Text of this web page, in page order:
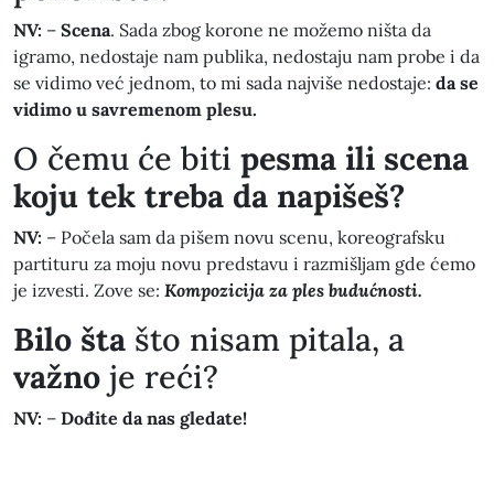
NV: – Scena. Sada zbog korone ne možemo ništa da
igramo, nedostaje nam publika, nedostaju nam probe i da
se vidimo već jednom, to mi sada najviše nedostaje: da se
vidimo u savremenom plesu.
​O čemu će biti pesma ili scena
koju tek treba da napišeš?
NV: – Počela sam da pišem novu scenu, koreografsku
partituru za moju novu predstavu i razmišljam gde ćemo
je izvesti. Zove se: Kompozicija za ples budućnosti.
Bilo šta što nisam pitala, a
važno je reći?
NV: – Dođite da nas gledate!